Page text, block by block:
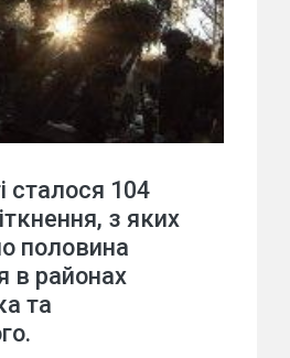
сталося 104
з яких
половина
в районах
та